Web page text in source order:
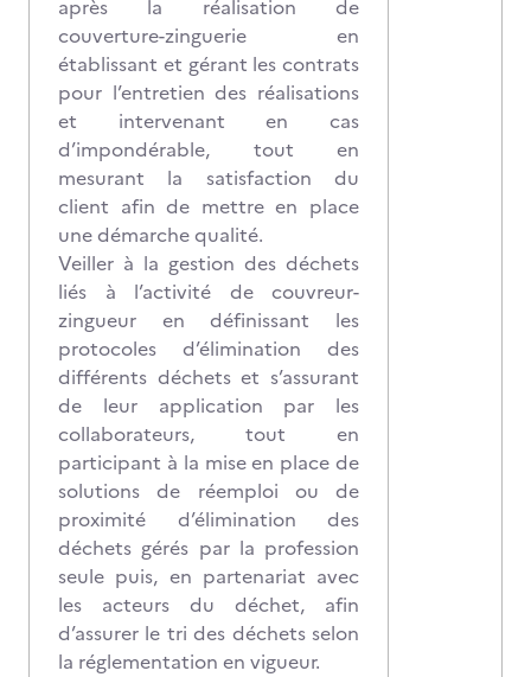
après la réalisation de
couverture-zinguerie en
établissant et gérant les contrats
pour l’entretien des réalisations
et intervenant en cas
d’impondérable, tout en
mesurant la satisfaction du
client afin de mettre en place
une démarche qualité.
Veiller à la gestion des déchets
liés à l’activité de couvreur-
zingueur en définissant les
protocoles d’élimination des
différents déchets et s’assurant
de leur application par les
collaborateurs, tout en
participant à la mise en place de
solutions de réemploi ou de
proximité d’élimination des
déchets gérés par la profession
seule puis, en partenariat avec
les acteurs du déchet, afin
d’assurer le tri des déchets selon
la réglementation en vigueur.